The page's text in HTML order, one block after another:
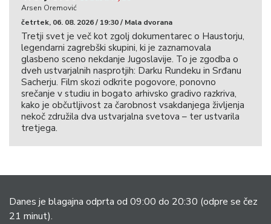
Arsen Oremović
četrtek, 06. 08. 2026 / 19:30 / Mala dvorana
Tretji svet je več kot zgolj dokumentarec o Haustorju,
legendarni zagrebški skupini, ki je zaznamovala
glasbeno sceno nekdanje Jugoslavije. To je zgodba o
dveh ustvarjalnih nasprotjih: Darku Rundeku in Srđanu
Sacherju. Film skozi odkrite pogovore, ponovno
srečanje v studiu in bogato arhivsko gradivo razkriva,
kako je občutljivost za čarobnost vsakdanjega življenja
nekoč združila dva ustvarjalna svetova – ter ustvarila
tretjega.
Danes je blagajna odprta od 09:00 do 20:30 (odpre se čez
21 minut).